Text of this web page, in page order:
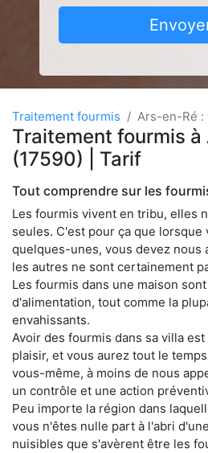
Traitement fourmis Ars-en-Ré :
Traitement fourmis à
(17590) | Tarif
Tout comprendre sur les
Les fourmis vivent en tribu, elles
seules. C'est pour ça que lorsque
quelques-unes, vous devez nous
les autres ne sont certainement
Les fourmis dans une maison
d'alimentation, tout comme la
envahissants.
Avoir des fourmis dans sa villa
plaisir, et vous aurez tout le
vous-même, à moins de nous
un contrôle et une action
Peu importe la région dans
vous n'êtes nulle part à l'abri
nuisibles que s'avèrent être les